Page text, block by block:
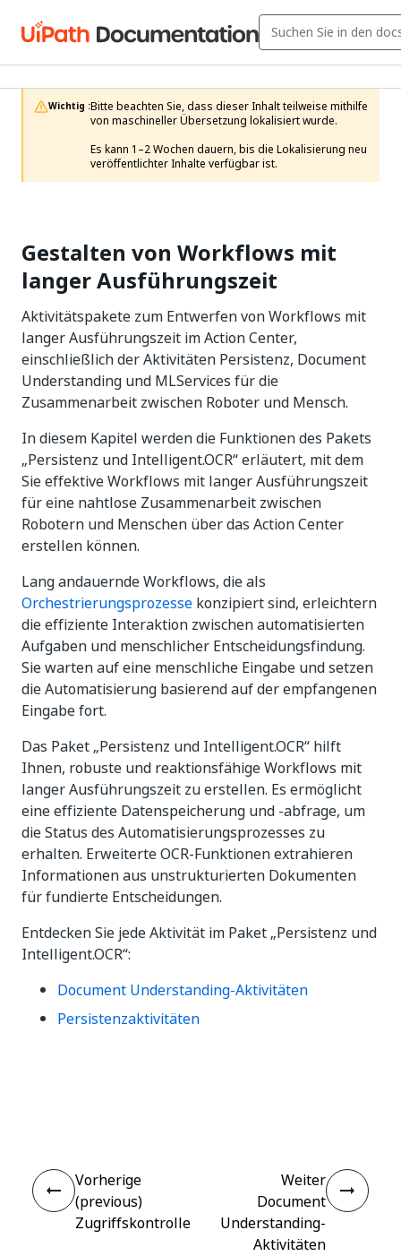
Wichtig :Bitte beachten Sie, dass dieser Inhalt teilweise mithilfe
von maschineller Übersetzung lokalisiert wurde.
Es kann 1–2 Wochen dauern, bis die Lokalisierung neu
veröffentlichter Inhalte verfügbar ist.
Gestalten von Workflows mit
langer Ausführungszeit
Aktivitätspakete zum Entwerfen von Workflows mit
langer Ausführungszeit im Action Center,
einschließlich der Aktivitäten Persistenz, Document
Understanding und MLServices für die
Zusammenarbeit zwischen Roboter und Mensch.
In diesem Kapitel werden die Funktionen des Pakets
„Persistenz und Intelligent.OCR“ erläutert, mit dem
Sie effektive Workflows mit langer Ausführungszeit
für eine nahtlose Zusammenarbeit zwischen
Robotern und Menschen über das Action Center
erstellen können.
Lang andauernde Workflows, die als
Orchestrierungsprozesse konzipiert sind, erleichtern
die effiziente Interaktion zwischen automatisierten
Aufgaben und menschlicher Entscheidungsfindung.
Sie warten auf eine menschliche Eingabe und setzen
die Automatisierung basierend auf der empfangenen
Eingabe fort.
Das Paket „Persistenz und Intelligent.OCR“ hilft
Ihnen, robuste und reaktionsfähige Workflows mit
langer Ausführungszeit zu erstellen. Es ermöglicht
eine effiziente Datenspeicherung und -abfrage, um
die Status des Automatisierungsprozesses zu
erhalten. Erweiterte OCR-Funktionen extrahieren
Informationen aus unstrukturierten Dokumenten
für fundierte Entscheidungen.
Entdecken Sie jede Aktivität im Paket „Persistenz und
Intelligent.OCR“:
Document Understanding-Aktivitäten
Persistenzaktivitäten
Vorherige
(previous)
Zugriffskontrolle
Weiter
Document
Understanding-
Aktivitäten